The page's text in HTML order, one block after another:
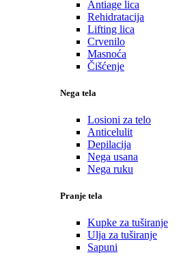
Antiage lica
Rehidratacija
Lifting lica
Crvenilo
Masnoća
Čišćenje
Nega tela
Losioni za telo
Anticelulit
Depilacija
Nega usana
Nega ruku
Pranje tela
Kupke za tuširanje
Ulja za tuširanje
Sapuni